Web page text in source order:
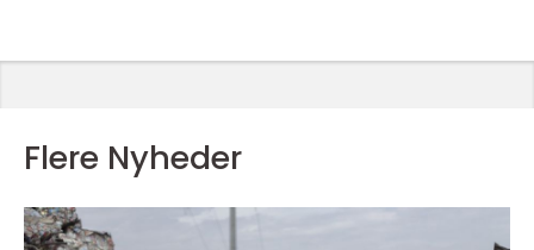
Flere Nyheder